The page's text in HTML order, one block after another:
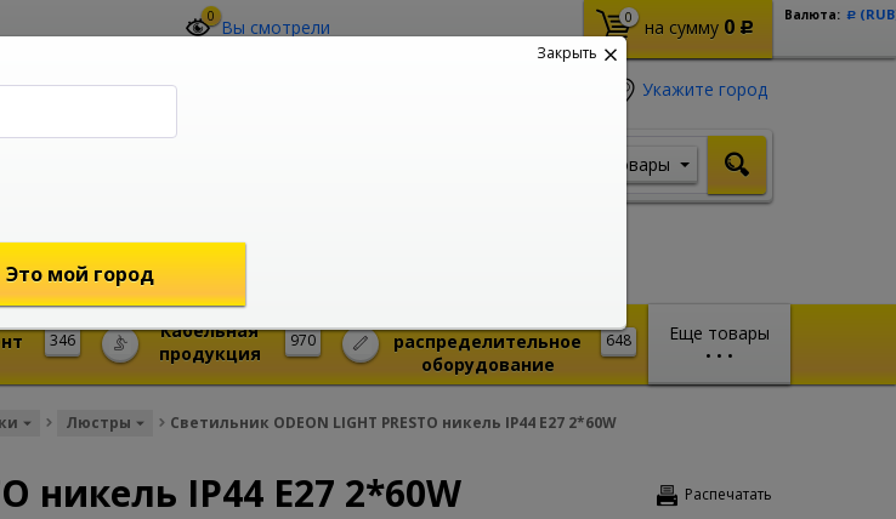
0 Вы смотрели 0 на сумму 0 Р
Валюта: Р
Укажите город
Товары
Еще товары
• • •
346 970
Кабельная
продукция
648
распределительное
оборудование
Люстры Светильник ODEON LIGHT PRESTO никель IP44 E27 2*60W
Распечатать
никель IP44 E27 2*60W
Закрыть
Это мой город